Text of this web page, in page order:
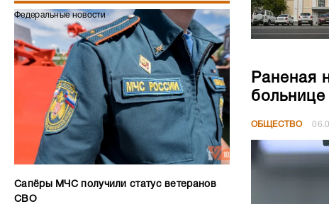
Федеральные новости
Сапёры МЧС получили статус ветеранов
СВО
Раненая
больнице
ОБЩЕСТВО